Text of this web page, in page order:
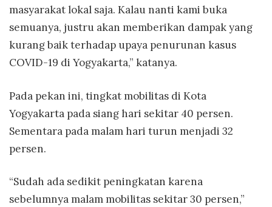
masyarakat lokal saja. Kalau nanti kami buka
semuanya, justru akan memberikan dampak yang
kurang baik terhadap upaya penurunan kasus
COVID-19 di Yogyakarta,” katanya.
Pada pekan ini, tingkat mobilitas di Kota
Yogyakarta pada siang hari sekitar 40 persen.
Sementara pada malam hari turun menjadi 32
persen.
“Sudah ada sedikit peningkatan karena
sebelumnya malam mobilitas sekitar 30 persen,”